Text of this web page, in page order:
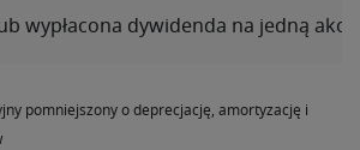
wypłacona dywidenda na jedną akcję
pomniejszony o deprecjację, amortyzację i